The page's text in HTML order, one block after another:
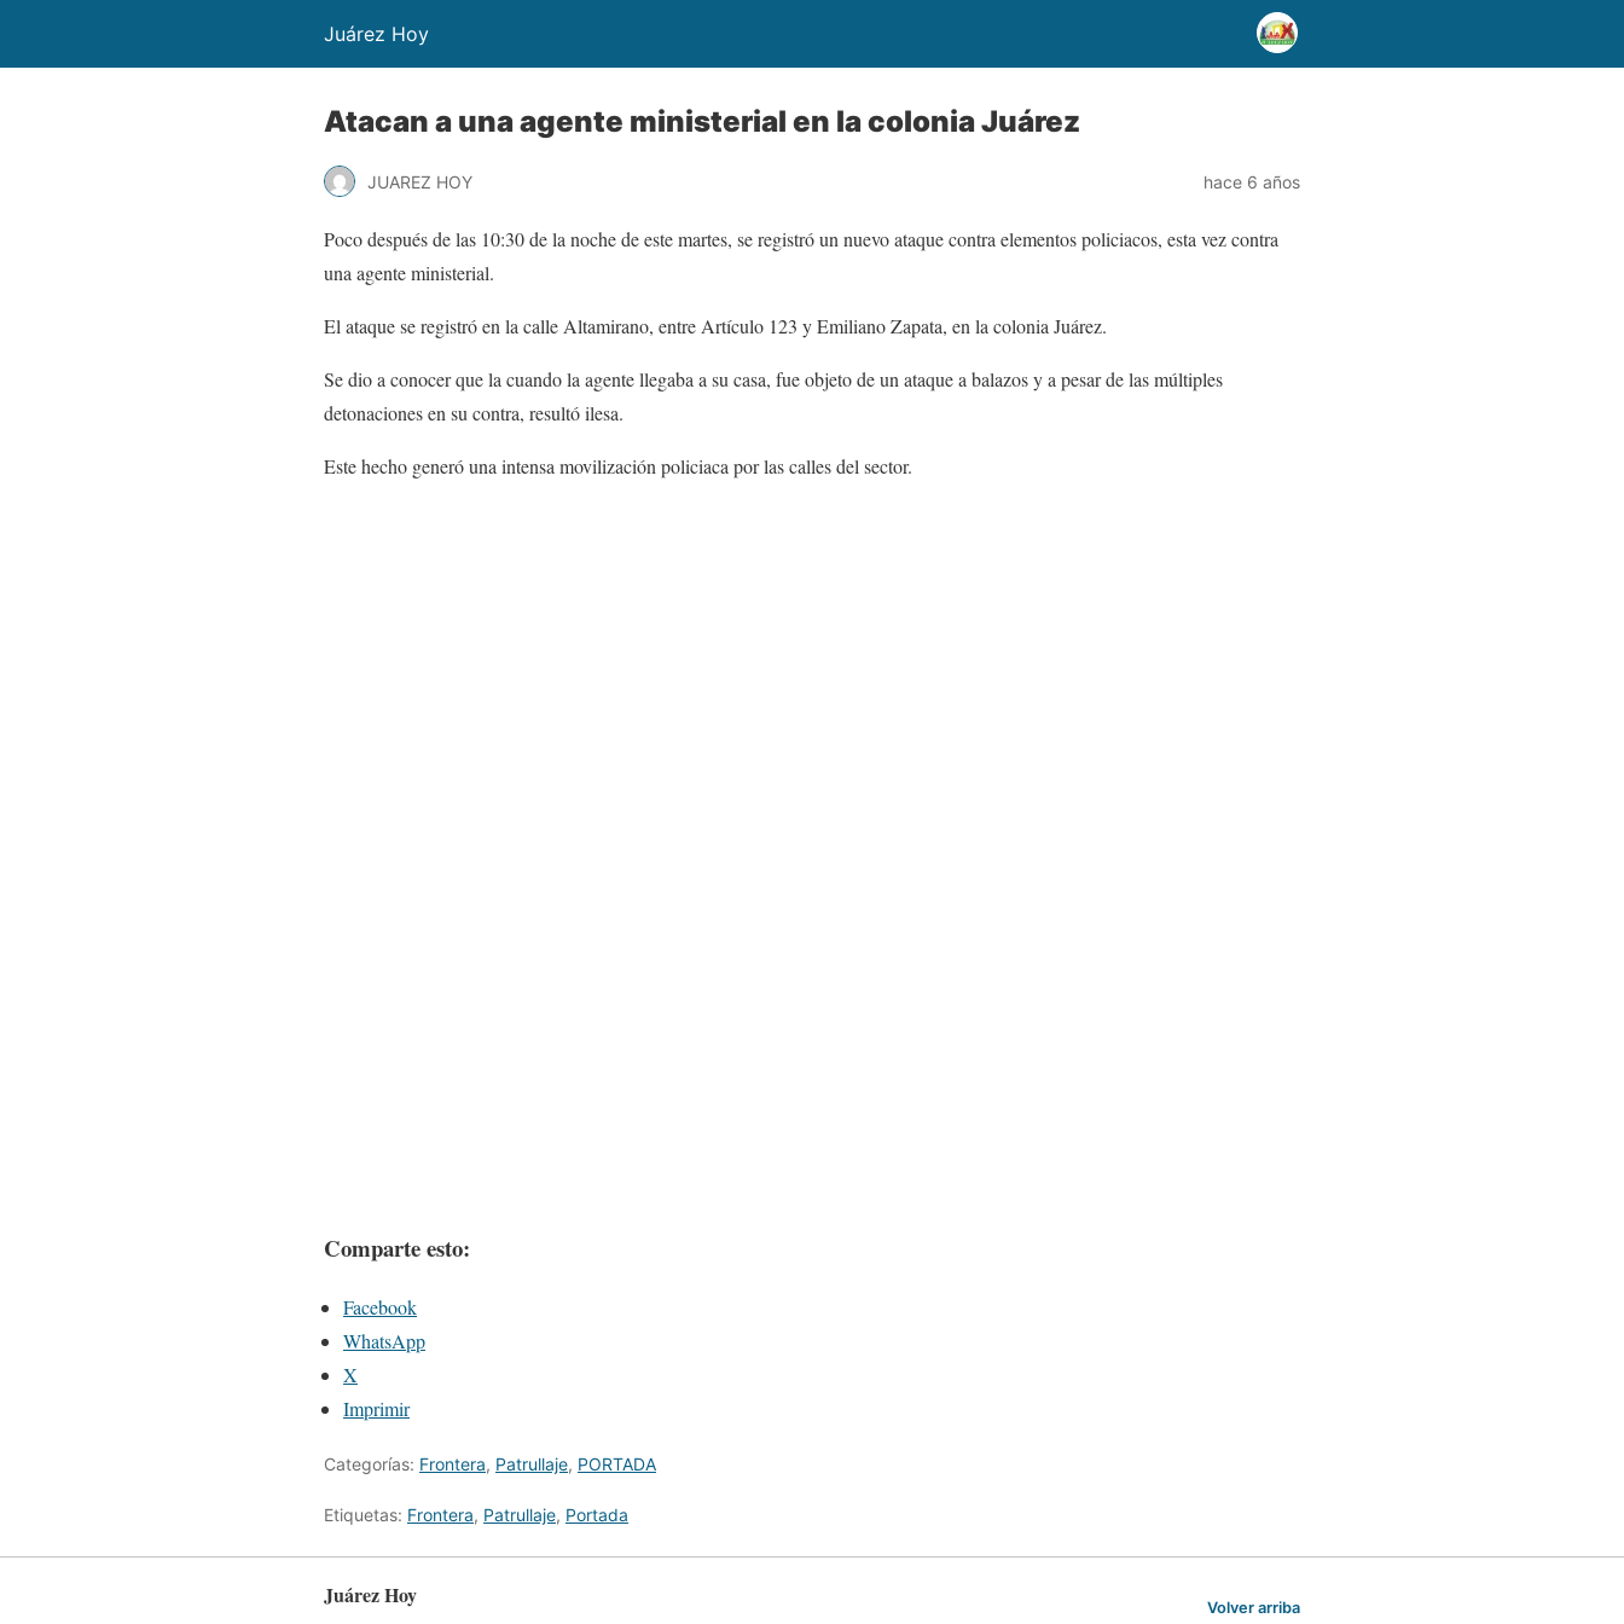
Juárez Hoy
Atacan a una agente ministerial en la colonia Juárez
JUAREZ HOY hace 6 años
Poco después de las 10:30 de la noche de este martes, se registró un nuevo ataque contra elementos policiacos, esta vez contra
una agente ministerial.
El ataque se registró en la calle Altamirano, entre Artículo 123 y Emiliano Zapata, en la colonia Juárez.
Se dio a conocer que la cuando la agente llegaba a su casa, fue objeto de un ataque a balazos y a pesar de las múltiples
detonaciones en su contra, resultó ilesa.
Este hecho generó una intensa movilización policiaca por las calles del sector.
Comparte esto:
Facebook
WhatsApp
X
Imprimir
Categorías: Frontera, Patrullaje, PORTADA
Etiquetas: Frontera, Patrullaje, Portada
Juárez Hoy Volver arriba